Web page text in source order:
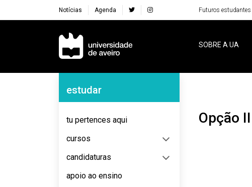
Notícias Agenda Futuros estudantes
Navegação Principal
SOBRE A UA
Navegação Lateral
estudar
tu pertences aqui
cursos
candidaturas
apoio ao ensino
Opção II